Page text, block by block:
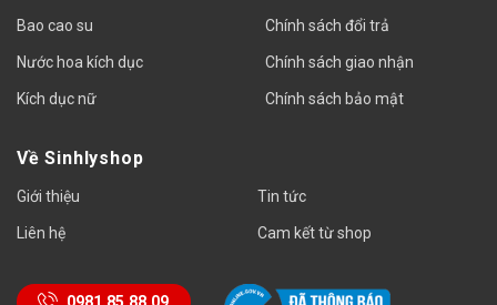
Bao cao su
Nước hoa kích dục
Kích dục nữ
Chính sách đổi trả
Chính sách giao nhận
Chính sách bảo mật
Về Sinhlyshop
Giới thiệu
Liên hệ
Tin tức
Cam kết từ shop